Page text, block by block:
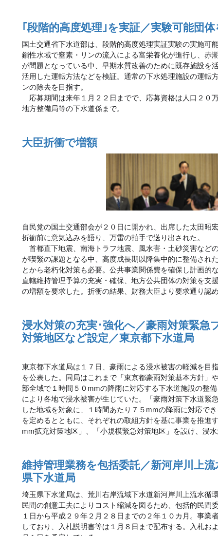
｢段階的高度処理｣を実証／実験可能団
国土交通省下水道部は、段階的高度処理実証実験の実施可
鎖性水域で窒素・リンの流入による富栄養化が進行し、赤
が問題となっている中、早期水質改善のために既存施設を
活用した運転方法などを検証。通常の下水処理施設の運転
ンの除去を目指す。
応募期間は来年１月２２日までで、応募資格は人口２０
地方整備局等の下水道係まで。
大臣折衝で増額
自民党の国土交通部会が２０日に開かれ、出席した太田昭
折衝前に意気込みを語り、万雷の拍手で送り出された。
首都直下地震、南海トラフ地震、風水害・土砂災害など
が喫緊の課題となる中、高度成長期以降集中的に整備され
とから老朽化対策も必要。公共事業関係費を確保し計画的
直轄維持管理予算の充実・確保、地方公共団体の対策を支
の増額を要求した。折衝の結果、財務大臣より要求通り認
浸水対策の充実･強化へ／豪雨対策緊急
対策地区など設定／東京都下水道局
東京都下水道局は１７日、豪雨による浸水被害の軽減を目
を公表した。同局はこれまで「東京都豪雨対策基本方針」
部全域で１時間５０mmの降雨に対応する下水道施設の整
により各地で浸水被害が生じていた。「豪雨対策下水道緊
した地域を対象に、１時間あたり７５mmの降雨に対応で
を定めるとともに、それぞれの取組方針を基に事業を推進
mm拡充対策地区」、「小規模緊急対策地区」を設け、浸
維持管理業務を包括委託／新河岸川上
県下水道局
埼玉県下水道局は、荒川右岸流域下水道新河岸川上流水循
民間の創意工夫によりコスト縮減を図るため、包括的民間
１日から平成２９年２月２８日までの２年１０カ月。事業
しており、入札説明書等は１月８日まで配布する。入札お